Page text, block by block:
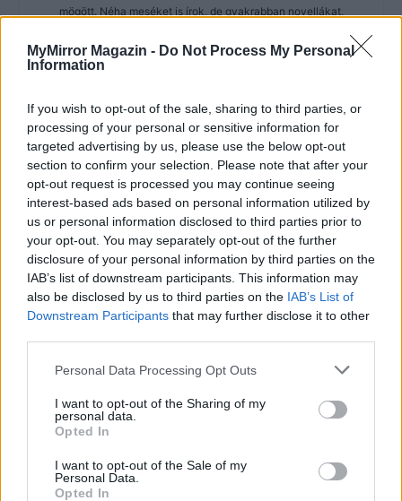
MyMirror Magazin - Do Not Process My Personal
Information
If you wish to opt-out of the sale, sharing to third parties, or
processing of your personal or sensitive information for
targeted advertising by us, please use the below opt-out
section to confirm your selection. Please note that after your
opt-out request is processed you may continue seeing
interest-based ads based on personal information utilized by
us or personal information disclosed to third parties prior to
your opt-out. You may separately opt-out of the further
disclosure of your personal information by third parties on the
IAB’s list of downstream participants. This information may
also be disclosed by us to third parties on the IAB’s List of
Downstream Participants that may further disclose it to other
Personal Data Processing Opt Outs
I want to opt-out of the Sharing of my
personal data.
Opted In
I want to opt-out of the Sale of my
Personal Data.
Opted In
mögött. Néha meséket is írok, de gyakrabban novellákat,
KAPCSOLÓDÓ CIKKEK TÖBB A SZERZŐTŐL
Megbocsáthatatlan bűnök 1.rész
Minka 11. rész
HOZZÁSZÓLOK A CIKKHEZ